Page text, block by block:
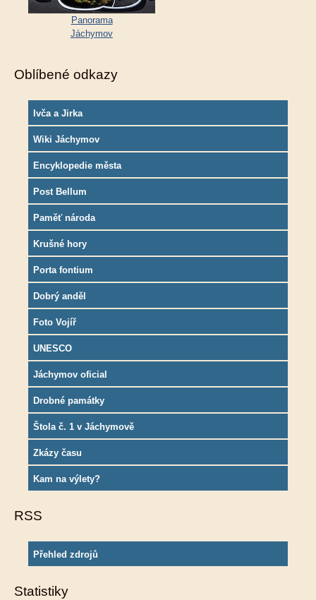
Panorama
Jáchymov
Oblíbené odkazy
Ivča a Jirka
Wiki Jáchymov
Encyklopedie města
Post Bellum
Paměť národa
Krušné hory
Porta fontium
Dobrý anděl
Foto Vojíř
UNESCO
Jáchymov oficial
Drobné památky
Štola č. 1 v Jáchymově
Zkázy času
Kam na výlety?
RSS
Přehled zdrojů
Statistiky